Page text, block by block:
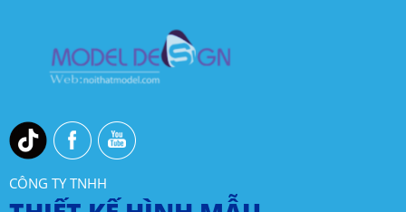
CÔNG TY TNHH